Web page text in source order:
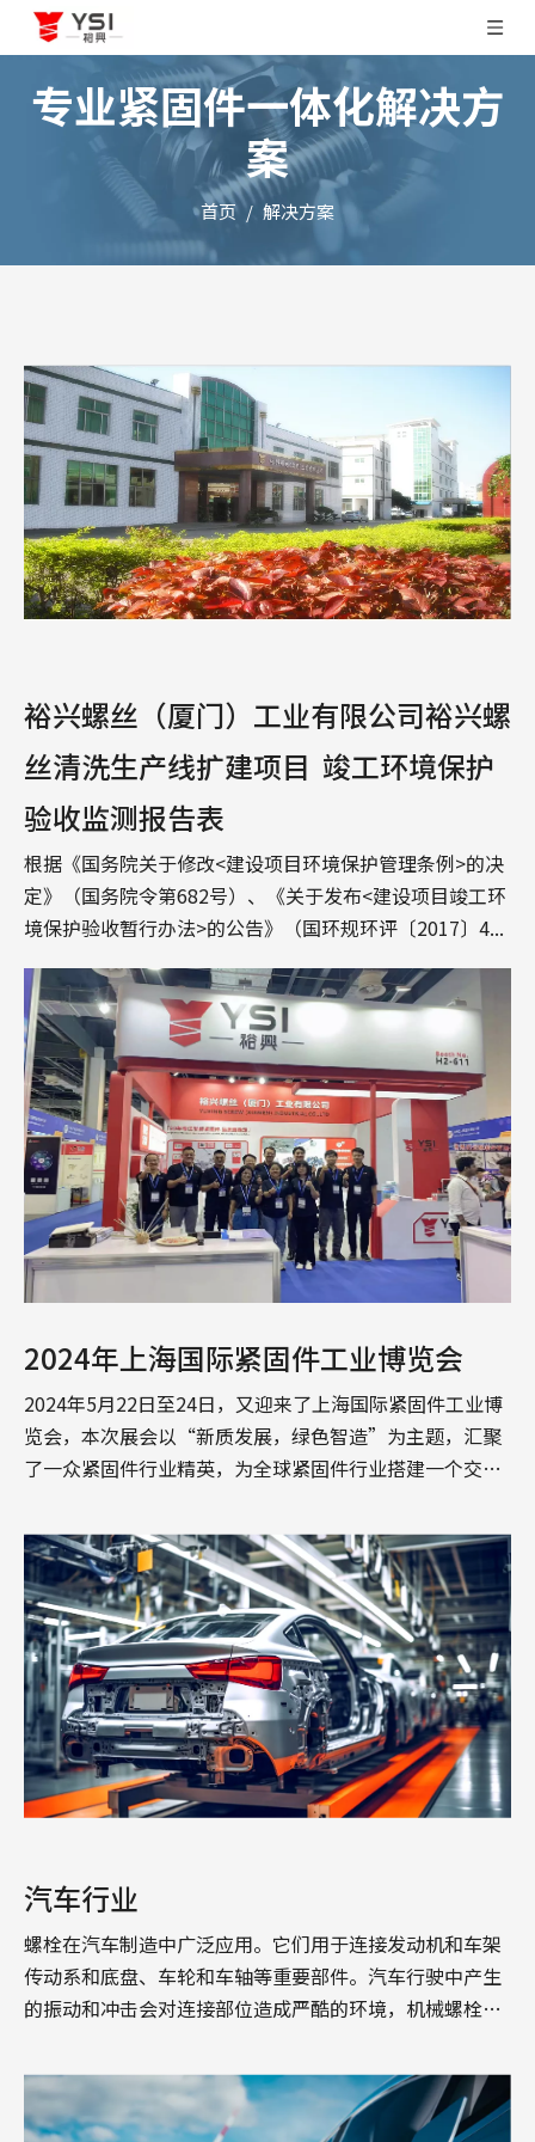
专业紧固件一体化解决方
案
首页 / 解决方案
裕兴螺丝（厦门）工业有限公司裕兴螺
丝清洗生产线扩建项目 竣工环境保护
验收监测报告表
根据《国务院关于修改<建设项目环境保护管理条例>的决
定》（国务院令第682号）、《关于发布<建设项目竣工环
境保护验收暂行办法>的公告》（国环规环评〔2017〕4...
2024年上海国际紧固件工业博览会
2024年5月22日至24日，又迎来了上海国际紧固件工业博
览会，本次展会以“新质发展，绿色智造”为主题，汇聚
了一众紧固件行业精英，为全球紧固件行业搭建一个交
汽车行业
螺栓在汽车制造中广泛应用。它们用于连接发动机和车架
传动系和底盘、车轮和车轴等重要部件。汽车行驶中产生
的振动和冲击会对连接部位造成严酷的环境，机械螺栓的